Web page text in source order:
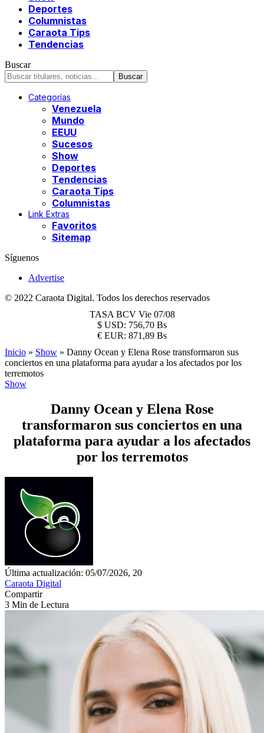
Deportes
Columnistas
Caraota Tips
Tendencias
Buscar
Categorías
Venezuela
Mundo
EEUU
Sucesos
Show
Deportes
Tendencias
Caraota Tips
Columnistas
Link Extras
Favoritos
Sitemap
Síguenos
Advertise
© 2022 Caraota Digital. Todos los derechos reservados
TASA BCV Vie 07/08
$ USD: 756,70 Bs
€ EUR: 871,89 Bs
Inicio » Show » Danny Ocean y Elena Rose transformaron sus
conciertos en una plataforma para ayudar a los afectados por los
terremotos
Show
Danny Ocean y Elena Rose
transformaron sus conciertos en una
plataforma para ayudar a los afectados
por los terremotos
Última actualización: 05/07/2026, 20
Caraota Digital
Compartir
3 Min de Lectura